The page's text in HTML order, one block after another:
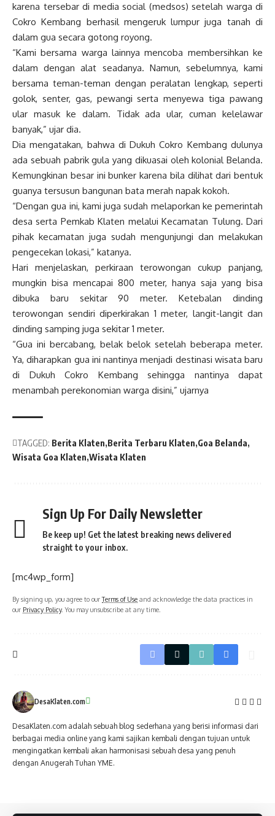
karena tersebar di media social (medsos) setelah warga di
Cokro Kembang berhasil mengeruk lumpur juga tanah di
dalam gua secara gotong royong.
“Kami bersama warga lainnya mencoba membersihkan ke
dalam dengan alat seadanya. Namun, sebelumnya, kami
bersama teman-teman dengan peralatan lengkap, seperti
golok, senter, gas, pewangi serta menyewa tiga pawang
ular masuk ke dalam. Tidak ada ular, cuman kelelawar
banyak,” ujar dia.
Dia mengatakan, bahwa di Dukuh Cokro Kembang dulunya
ada sebuah pabrik gula yang dikuasai oleh kolonial Belanda.
Kemungkinan besar ini bunker karena bila dilihat dari bentuk
guanya tersusun bangunan bata merah napak kokoh.
“Dengan gua ini, kami juga sudah melaporkan ke pemerintah
desa serta Pemkab Klaten melalui Kecamatan Tulung. Dari
pihak kecamatan juga sudah mengunjungi dan melakukan
pengecekan lokasi,” katanya.
Hari menjelaskan, perkiraan terowongan cukup panjang,
mungkin bisa mencapai 800 meter, hanya saja yang bisa
dibuka baru sekitar 90 meter. Ketebalan dinding
terowongan sendiri diperkirakan 1 meter, langit-langit dan
dinding samping juga sekitar 1 meter.
“Gua ini bercabang, belak belok setelah beberapa meter.
Ya, diharapkan gua ini nantinya menjadi destinasi wisata baru
di Dukuh Cokro Kembang sehingga nantinya dapat
menambah perekonomian warga disini,” ujarnya
TAGGED: Berita Klaten Berita Terbaru Klaten Goa Belanda
Wisata Goa Klaten Wisata Klaten
Sign Up For Daily Newsletter
Be keep up! Get the latest breaking news delivered
straight to your inbox.
[mc4wp_form]
By signing up, you agree to ourTerms of Use and acknowledge the data practices in
our Privacy Policy. You may unsubscribe at any time.
DesaKlaten.com
DesaKlaten.com adalah sebuah blog sederhana yang berisi informasi dari
berbagai media online yang kami sajikan kembali dengan tujuan untuk
mengingatkan kembali akan harmonisasi sebuah desa yang penuh
dengan Anugerah Tuhan YME.